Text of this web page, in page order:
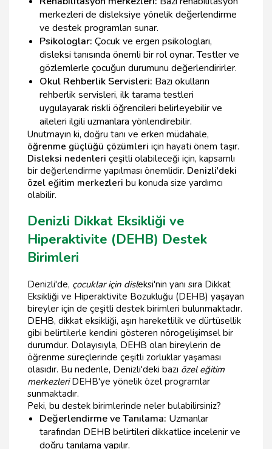
merkezleri de disleksiye yönelik değerlendirme
ve destek programları sunar.
Psikologlar: Çocuk ve ergen psikologları,
disleksi tanısında önemli bir rol oynar. Testler ve
gözlemlerle çocuğun durumunu değerlendirirler.
Okul Rehberlik Servisleri: Bazı okulların
rehberlik servisleri, ilk tarama testleri
uygulayarak riskli öğrencileri belirleyebilir ve
aileleri ilgili uzmanlara yönlendirebilir.
Unutmayın ki, doğru tanı ve erken müdahale,
öğrenme güçlüğü çözümleri için hayati önem taşır.
Disleksi nedenleri çeşitli olabileceği için, kapsamlı
bir değerlendirme yapılması önemlidir. Denizli'deki
özel eğitim merkezleri bu konuda size yardımcı
olabilir.
Denizli Dikkat Eksikliği ve
Hiperaktivite (DEHB) Destek
Birimleri
Denizli'de, çocuklar için disleksi'nin yanı sıra Dikkat
Eksikliği ve Hiperaktivite Bozukluğu (DEHB) yaşayan
bireyler için de çeşitli destek birimleri bulunmaktadır.
DEHB, dikkat eksikliği, aşırı hareketlilik ve dürtüsellik
gibi belirtilerle kendini gösteren nörogelişimsel bir
durumdur. Dolayısıyla, DEHB olan bireylerin de
öğrenme süreçlerinde çeşitli zorluklar yaşaması
olasıdır. Bu nedenle, Denizli'deki bazı özel eğitim
merkezleriDEHB'ye yönelik özel programlar
sunmaktadır.
Peki, bu destek birimlerinde neler bulabilirsiniz?
Değerlendirme ve Tanılama: Uzmanlar
tarafından DEHB belirtileri dikkatlice incelenir ve
doğru tanılama yapılır.